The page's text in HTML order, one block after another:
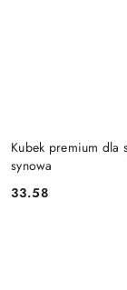
Kubek premium dla
synowa
Cena:
33.58